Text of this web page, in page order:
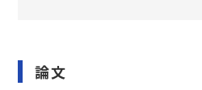
論文